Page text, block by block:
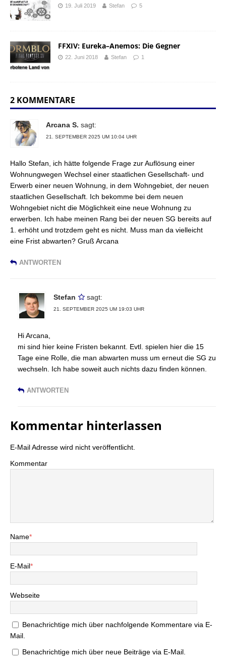
19. Juli 2019 Stefan 5
FFXIV: Eureka–Anemos: Die Gegner
22. Juni 2018 Stefan 1
2 KOMMENTARE
Arcana S. sagt:
21. SEPTEMBER 2025 UM 10:04 UHR
Hallo Stefan, ich hätte folgende Frage zur Auflösung einer
Wohnungwegen Wechsel einer staatlichen Gesellschaft- und
Erwerb einer neuen Wohnung, in dem Wohngebiet, der neuen
staatlichen Gesellschaft. Ich bekomme bei dem neuen
Wohngebiet nicht die Möglichkeit eine neue Wohnung zu
erwerben. Ich habe meinen Rang bei der neuen SG bereits auf
1. erhöht und trotzdem geht es nicht. Muss man da vielleicht
eine Frist abwarten? Gruß Arcana
ANTWORTEN
Stefan sagt:
21. SEPTEMBER 2025 UM 19:03 UHR
Hi Arcana,
mi sind hier keine Fristen bekannt. Evtl. spielen hier die 15
Tage eine Rolle, die man abwarten muss um erneut die SG zu
wechseln. Ich habe soweit auch nichts dazu finden können.
ANTWORTEN
Kommentar hinterlassen
E-Mail Adresse wird nicht veröffentlicht.
Kommentar
Name*
E-Mail*
Webseite
Benachrichtige mich über nachfolgende Kommentare via E-
Mail.
Benachrichtige mich über neue Beiträge via E-Mail.